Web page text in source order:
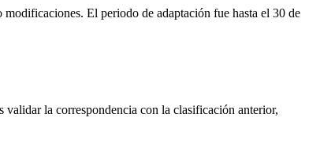
El periodo de adaptación fue hasta el 30 de
validar la correspondencia con la clasificación anterior,